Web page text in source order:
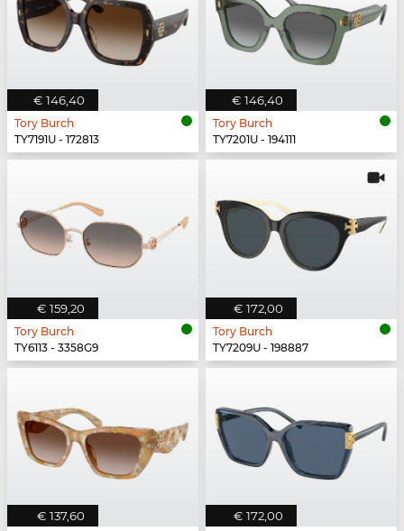
€ 146,40
Tory Burch
TY7191U - 172813
€ 146,40
Tory Burch
TY7201U - 194111
€ 159,20
Tory Burch
TY6113 - 3358G9
€ 172,00
Tory Burch
TY7209U - 198887
€ 137,60 € 172,00